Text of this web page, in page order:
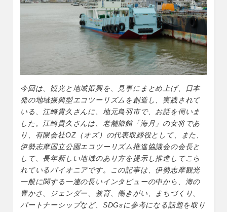
今回は、観光と地域振興を、見事にまとめ上げ、日本
発の地域振興型エコツーリズムを創造し、実践されて
いる、江崎貴久さんに、地元鳥羽市で、お話を伺いま
した。江崎貴久さんは、老舗旅館「海月」の女将であ
り、有限会社OZ（オズ）の代表取締役として、また、
伊勢志摩国立公園エコツーリズム推進協議会の会長と
して、長年新しい地域のあり方を提示し推進してこら
れているパイオニアです。この記事は、伊勢志摩観光
一般に関する一連の長いインタビューの中から、海の
豊かさ、ジェンダー、教育、働きがい、まちづくり、
パートナーシップなど、SDGsに参考になる話題を取り